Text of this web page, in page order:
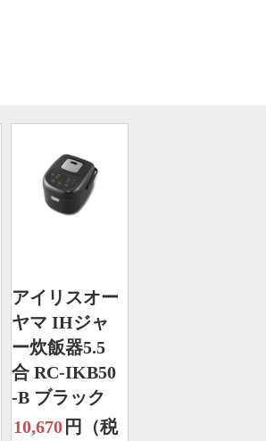
アイリスオー
ヤマ IHジャ
ー炊飯器5.5
合 RC-IKB50
-B ブラック
10,670 円（税